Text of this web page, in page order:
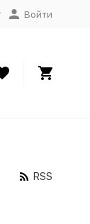
Войти
RSS